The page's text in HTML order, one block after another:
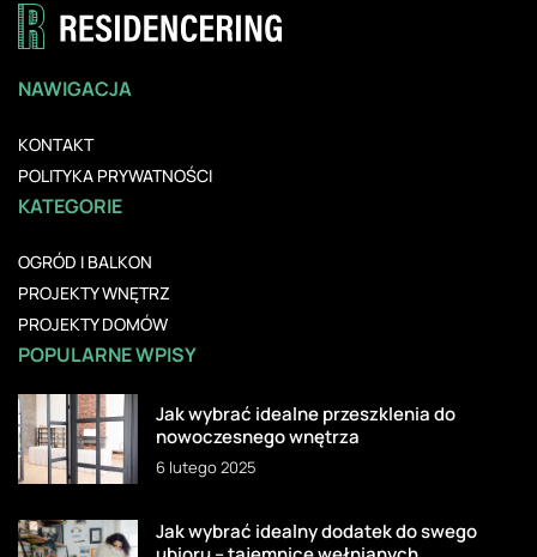
NAWIGACJA
KONTAKT
POLITYKA PRYWATNOŚCI
KATEGORIE
OGRÓD I BALKON
PROJEKTY WNĘTRZ
PROJEKTY DOMÓW
POPULARNE WPISY
Jak wybrać idealne przeszklenia do
nowoczesnego wnętrza
6 lutego 2025
Jak wybrać idealny dodatek do swego